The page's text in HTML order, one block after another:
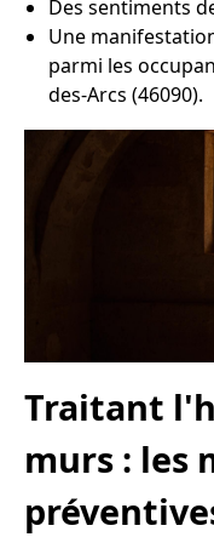
Des sentiments
Une
parmi les
des-Arcs (46090).
Traitant
murs : les